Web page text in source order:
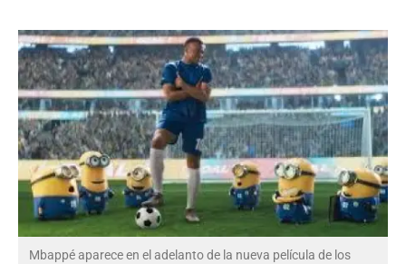
Mbappé aparece en el adelanto de la nueva película de los